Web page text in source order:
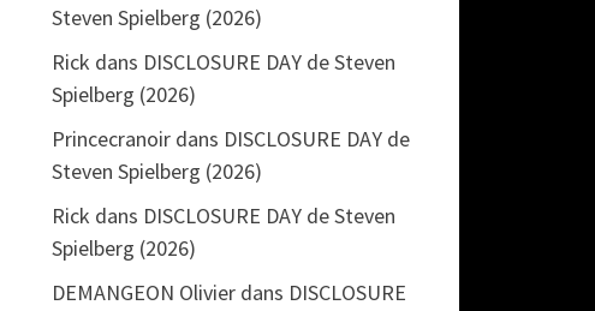
Steven Spielberg (2026)
Rick dans DISCLOSURE DAY de Steven
Spielberg (2026)
Princecranoir dans DISCLOSURE DAY de
Steven Spielberg (2026)
Rick dans DISCLOSURE DAY de Steven
Spielberg (2026)
DEMANGEON Olivier dans DISCLOSURE